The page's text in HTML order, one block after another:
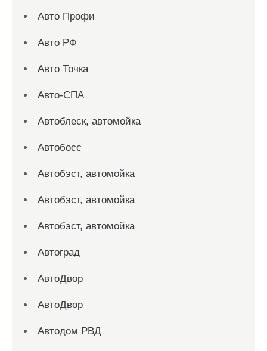
Авто Профи
Авто РФ
Авто Точка
Авто-СПА
Автоблеск, автомойка
Автобосс
Автобэст, автомойка
Автобэст, автомойка
Автобэст, автомойка
Автоград
АвтоДвор
АвтоДвор
Автодом РВД